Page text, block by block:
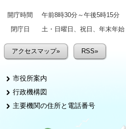
開庁時間
午前8時30分～午後5時15分
閉庁日
土・日曜日、祝日、年末年始
アクセスマップ» RSS»
市役所案内
行政機構図
主要機関の住所と電話番号